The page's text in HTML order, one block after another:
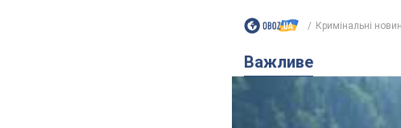
Кримінальні
Важливе